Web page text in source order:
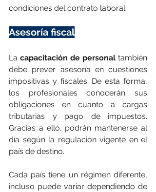
condiciones del contrato laboral.
Asesoría fiscal
La capacitación de personal también
debe prever asesoría en cuestiones
impositivas y fiscales. De esta forma,
los profesionales conocerán sus
obligaciones en cuanto a cargas
tributarias y pago de impuestos.
Gracias a ello, podrán mantenerse al
día según la regulación vigente en el
país de destino.
Cada país tiene un régimen diferente,
incluso puede variar dependiendo de